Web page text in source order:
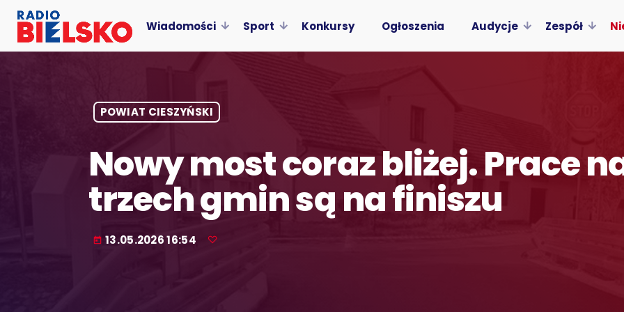
Wiadomości Sport Konkursy Ogłoszenia Audycje Zespół
POWIAT CIESZYŃSKI
Nowy most coraz bliżej. Prace
trzech gmin są na finiszu
today 13.05.2026 16:54